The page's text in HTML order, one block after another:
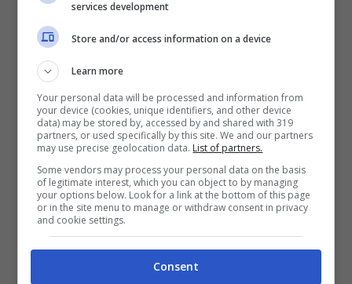
in Giappone.
Il modo in cui la cartuccia ha ricevuto quel
prezzo così basso è anche oggetto di una
discussione tra i commenti al post.Invece la
nuova console ha un problema.
È molto interessante soprattutto il modo in cui
uno dei proprietari della catena,
ha risposto a quello che è molto
probabilmente un errore di battitura di chi ha
services development
Store and/or access information on a device
Learn more
Your personal data will be processed and information from
your device (cookies, unique identifiers, and other device
data) may be stored by, accessed by and shared with 319
partners, or used specifically by this site. We and our partners
may use precise geolocation data. List of partners.
Some vendors may process your personal data on the basis
of legitimate interest, which you can object to by managing
your options below. Look for a link at the bottom of this page
or in the site menu to manage or withdraw consent in privacy
and cookie settings.
Consent